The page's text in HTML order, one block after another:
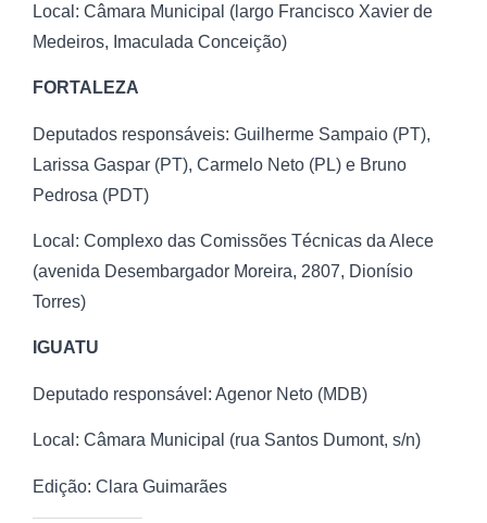
Local: Câmara Municipal (largo Francisco Xavier de
Medeiros, Imaculada Conceição)
FORTALEZA
Deputados responsáveis: Guilherme Sampaio (PT),
Larissa Gaspar (PT), Carmelo Neto (PL) e Bruno
Pedrosa (PDT)
Local: Complexo das Comissões Técnicas da Alece
(avenida Desembargador Moreira, 2807, Dionísio
Torres)
IGUATU
Deputado responsável: Agenor Neto (MDB)
Local: Câmara Municipal (rua Santos Dumont, s/n)
Edição: Clara Guimarães